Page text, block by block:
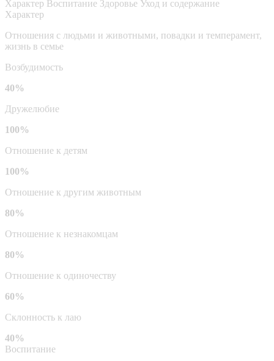
Характер Воспитание Здоровье Уход и содержание
Характер
Отношения с людьми и животными, повадки и темперамент,
жизнь в семье
Возбудимость
40%
Дружелюбие
100%
Отношение к детям
100%
Отношение к другим животным
80%
Отношение к незнакомцам
80%
Отношение к одиночеству
60%
Склонность к лаю
40%
Воспитание